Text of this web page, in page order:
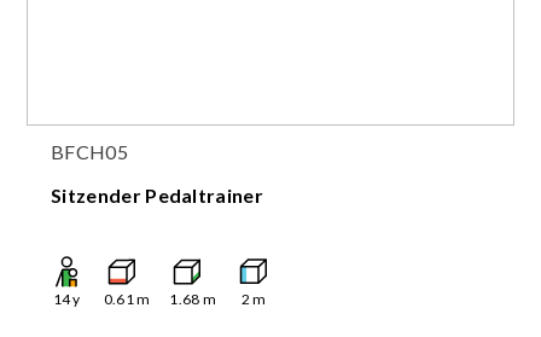
BFCH05
Sitzender Pedaltrainer
14y 0.61m 1.68 m 2 m